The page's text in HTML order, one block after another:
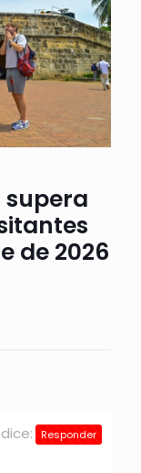
de 2026
dice: Responder